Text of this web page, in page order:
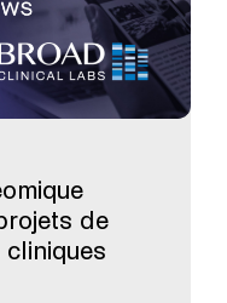
de
cliniques